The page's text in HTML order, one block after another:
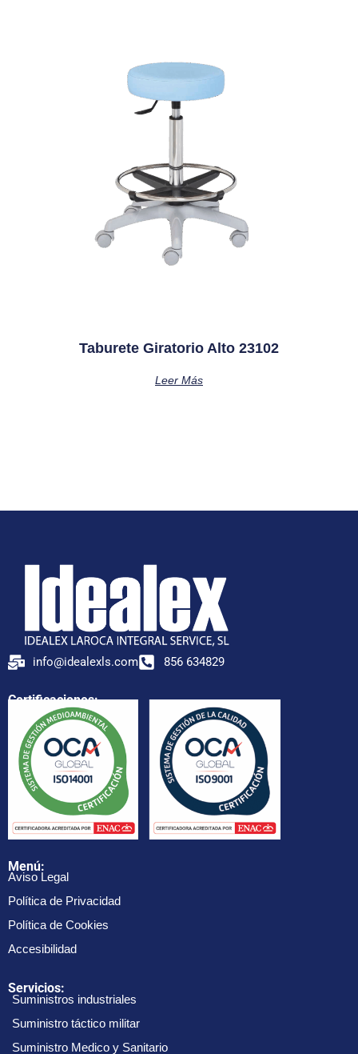
Taburete Giratorio Alto 23102
Leer Más
info@idealexls.com 856 634829
Certificaciones:
Menú:
Aviso Legal
Política de Privacidad
Política de Cookies
Accesibilidad
Servicios:
Suministros industriales
Suministro táctico militar
Suministro Medico y Sanitario